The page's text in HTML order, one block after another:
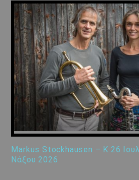
Markus Stockhausen – K 26
Νάξου 2026